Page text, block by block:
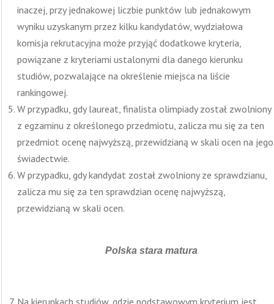
inaczej, przy jednakowej liczbie punktów lub jednakowym
wyniku uzyskanym przez kilku kandydatów, wydziałowa
komisja rekrutacyjna może przyjąć dodatkowe kryteria,
powiązane z kryteriami ustalonymi dla danego kierunku
studiów, pozwalające na określenie miejsca na liście
rankingowej.
W przypadku, gdy laureat, finalista olimpiady został zwolniony
z egzaminu z określonego przedmiotu, zalicza mu się za ten
przedmiot ocenę najwyższą, przewidzianą w skali ocen na jego
świadectwie.
W przypadku, gdy kandydat został zwolniony ze sprawdzianu,
zalicza mu się za ten sprawdzian ocenę najwyższą,
przewidzianą w skali ocen.
Polska stara matura
Na kierunkach studiów, gdzie podstawowym kryterium jest